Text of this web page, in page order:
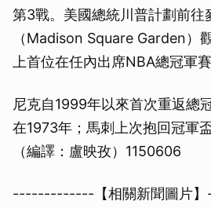
第3戰。美國總統川普計劃前往
（Madison Square Garden）
上首位在任內出席NBA總冠軍賽
尼克自1999年以來首次重返總
在1973年；馬刺上次抱回冠軍
（編譯：盧映孜）1150606
-------------【相關新聞圖片